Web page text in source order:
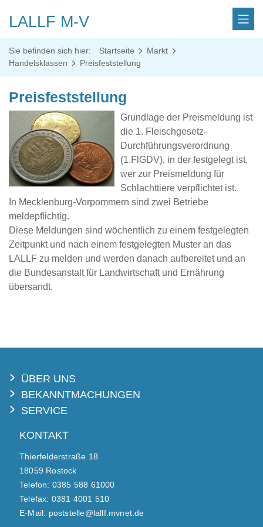
LALLF M-V
Sie befinden sich hier: Startseite
Markt
Handelsklassen
Preisfeststellung
Preisfeststellung
Grundlage der Preismeldung ist
die 1. Fleischgesetz-
Durchführungsverordnung
(1.FlGDV), in der festgelegt ist,
wer zur Preismeldung für
Schlachttiere verpflichtet ist.
In Mecklenburg-Vorpommern sind zwei Betriebe
meldepflichtig.
Diese Meldungen sind wöchentlich zu einem festgelegten
Zeitpunkt und nach einem festgelegten Muster an das
LALLF zu melden und werden danach aufbereitet und an
die Bundesanstalt für Landwirtschaft und Ernährung
übersandt.
ÜBER UNS
BEKANNTMACHUNGEN
SERVICE
KONTAKT
Thierfelderstraße 18
18059 Rostock
Telefon: 0385 588 61000
Telefax: 0381 4001 510
E-Mail: poststelle@lallf.mvnet.de